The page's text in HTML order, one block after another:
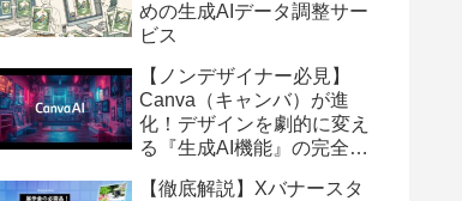
めの生成AIデータ調整サー
ビス
【ノンデザイナー必見】
Canva（キャンバ）が進
化！デザインを劇的に変え
る『生成AI機能』の完全ガ
【徹底解説】Xバナースタ